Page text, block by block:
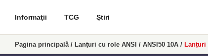
Informaţii TCG Ştiri
Pagina principală / Lanțuri cu role ANSI / ANSI50 10A / Lanțuri